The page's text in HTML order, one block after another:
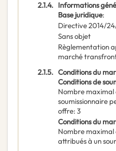
2.1.4. Informations
Base juridique:
Directive 2014/
Sans objet
Règlementation
marché
2.1.5. Conditions du
Conditions de
Nombre maximal
soumissionnaire
offre: 3
Conditions du
Nombre
attribués à un